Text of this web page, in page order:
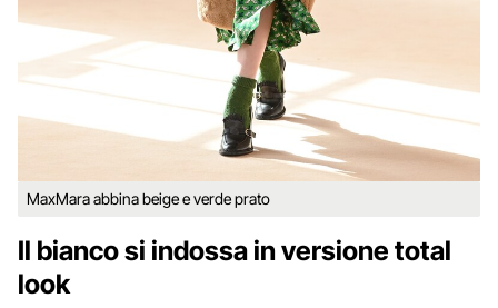
MaxMara abbina beige e verde prato
Il bianco si indossa in versione total
look